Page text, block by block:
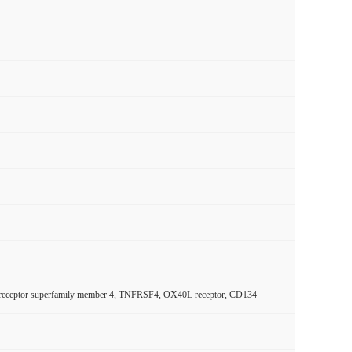
superfamily member 4, TNFRSF4, OX40L receptor, CD134